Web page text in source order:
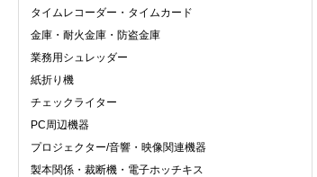
タイムレコーダー・タイムカード
金庫・耐火金庫・防盗金庫
業務用シュレッダー
紙折り機
チェックライター
PC周辺機器
プロジェクター/音響・映像関連機器
製本関係・裁断機・電子ホッチキス